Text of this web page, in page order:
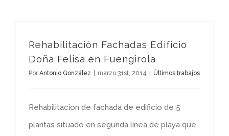
Rehabilitación Fachadas Edificio
Doña Felisa en Fuengirola
PorAntonio González marzo 31st, 2014 Últimos trabajos
Rehabilitacion de fachada de edificio de 5
plantas situado en segunda línea de playa que